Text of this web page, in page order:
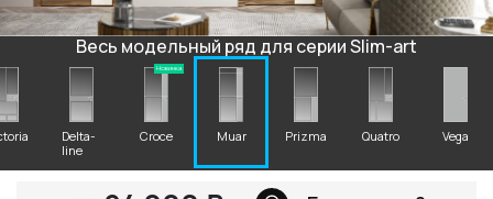
Весь модельный ряд для серии Slim-art
Delta-
line
Новинка
Croce Muar Prizma Quatro Vega
+7 495 662 87 32
salon@miksal.ru
Белорусская